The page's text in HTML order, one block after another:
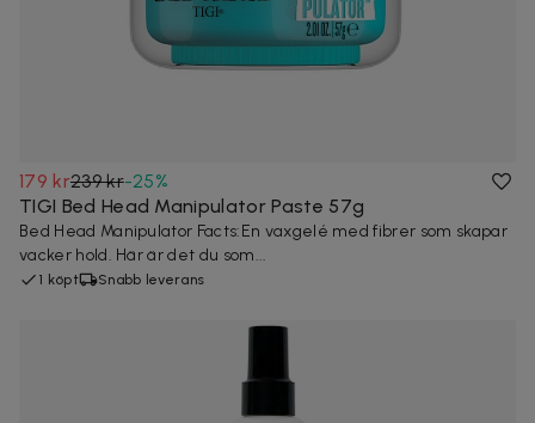
179 kr239 kr-25%
TIGI Bed Head Manipulator Paste 57g
Bed Head Manipulator Facts:En vaxgelé med fibrer som skapar
vacker hold. Här är det du som...
1 köpt Snabb leverans